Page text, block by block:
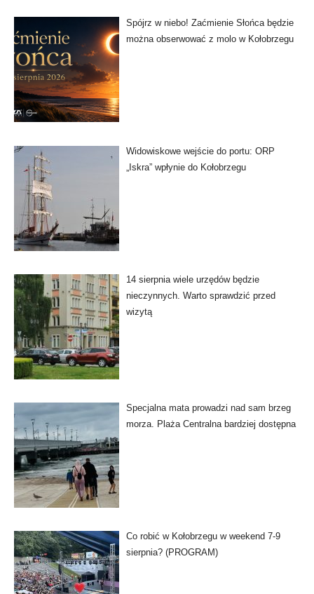
Spójrz w niebo! Zaćmienie Słońca będzie
można obserwować z molo w Kołobrzegu
Widowiskowe wejście do portu: ORP
„Iskra” wpłynie do Kołobrzegu
14 sierpnia wiele urzędów będzie
nieczynnych. Warto sprawdzić przed
wizytą
Specjalna mata prowadzi nad sam brzeg
morza. Plaża Centralna bardziej dostępna
Co robić w Kołobrzegu w weekend 7-9
sierpnia? (PROGRAM)